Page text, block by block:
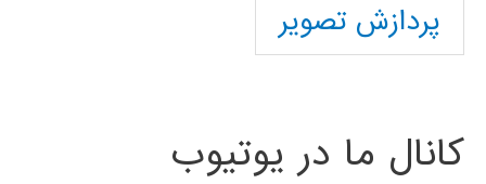
پردازش تصویر
کانال ما در یوتیوب